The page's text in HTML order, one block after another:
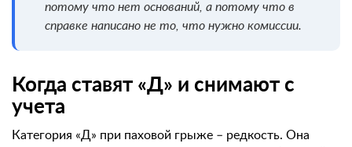
потому что нет оснований, а потому что в
справке написано не то, что нужно комиссии.
Когда ставят «Д» и снимают с
учета
Категория «Д» при паховой грыже – редкость. Она